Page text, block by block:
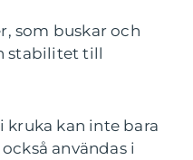
som buskar och
stabilitet till
kruka kan inte bara
användas i